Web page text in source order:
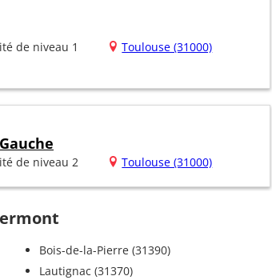
de niveau 1 Toulouse (31000)
de niveau 2 Toulouse (31000)
Bois-de-la-Pierre (31390)
Lautignac (31370)